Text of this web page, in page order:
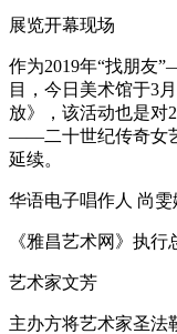
展览开幕现场
作为2019年“找朋友
目，今日美术馆于3
放》，该活动也是对
——二十世纪传奇女
延续。
华语电子唱作人 尚雯
《雅昌艺术网》执行
艺术家文芳
主办方将艺术家圣法